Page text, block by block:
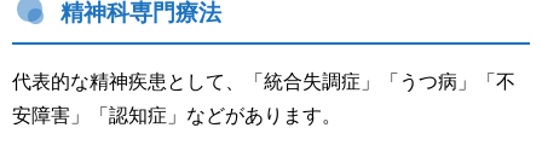
精神科専門療法
代表的な精神疾患として、「統合失調症」「うつ病」「不
安障害」「認知症」などがあります。